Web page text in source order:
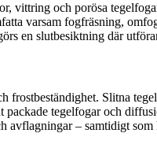
vittring och porösa
varsam fogfräsning,
en slutbesiktning där
Slitna
tegelfogar och
– samtidigt som